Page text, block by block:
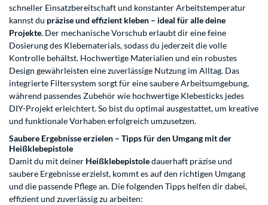
schneller Einsatzbereitschaft und konstanter Arbeitstemperatur
kannst du präzise und effizient kleben – ideal für alle deine
Projekte. Der mechanische Vorschub erlaubt dir eine feine
Dosierung des Klebematerials, sodass du jederzeit die volle
Kontrolle behältst. Hochwertige Materialien und ein robustes
Design gewährleisten eine zuverlässige Nutzung im Alltag. Das
integrierte Filtersystem sorgt für eine saubere Arbeitsumgebung,
während passendes Zubehör wie hochwertige Klebesticks jedes
DIY-Projekt erleichtert. So bist du optimal ausgestattet, um kreative
und funktionale Vorhaben erfolgreich umzusetzen.
Saubere Ergebnisse erzielen – Tipps für den Umgang mit der
Heißklebepistole
Damit du mit deiner Heißklebepistoledauerhaft präzise und
saubere Ergebnisse erzielst, kommt es auf den richtigen Umgang
und die passende Pflege an. Die folgenden Tipps helfen dir dabei,
effizient und zuverlässig zu arbeiten: